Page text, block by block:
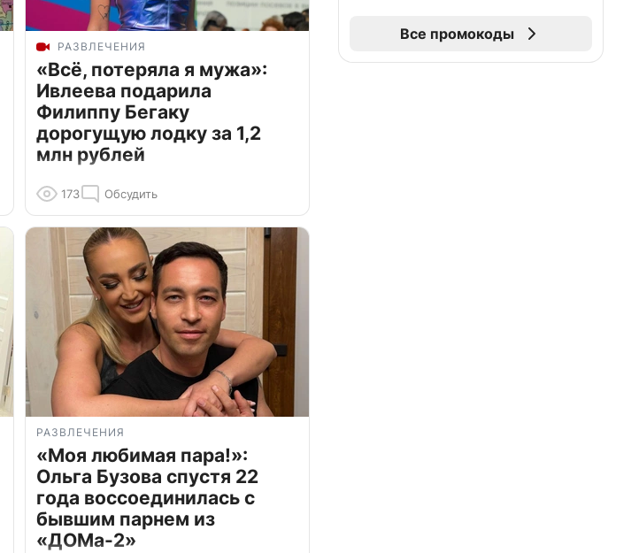
РАЗВЛЕЧЕНИЯ
«Всё, потеряла я мужа»:
Ивлеева подарила
Филиппу Бегаку
дорогущую лодку за 1,2
млн рублей
173 Обсудить
РАЗВЛЕЧЕНИЯ
«Моя любимая пара!»:
Ольга Бузова спустя 22
года воссоединилась с
бывшим парнем из
«ДОМа-2»
Все промокоды